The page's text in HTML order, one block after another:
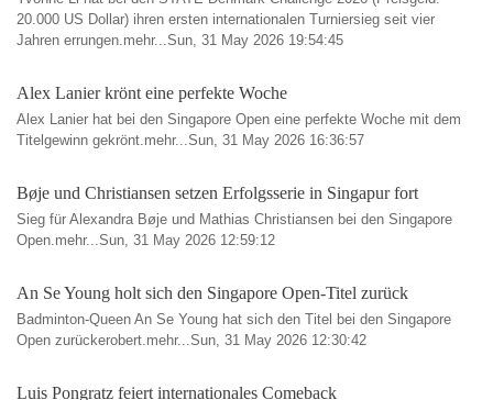
20.000 US Dollar) ihren ersten internationalen Turniersieg seit vier
Jahren errungen.mehr...Sun, 31 May 2026 19:54:45
Alex Lanier krönt eine perfekte Woche
Alex Lanier hat bei den Singapore Open eine perfekte Woche mit dem
Titelgewinn gekrönt.mehr...Sun, 31 May 2026 16:36:57
Bøje und Christiansen setzen Erfolgsserie in Singapur fort
Sieg für Alexandra Bøje und Mathias Christiansen bei den Singapore
Open.mehr...Sun, 31 May 2026 12:59:12
An Se Young holt sich den Singapore Open-Titel zurück
Badminton-Queen An Se Young hat sich den Titel bei den Singapore
Open zurückerobert.mehr...Sun, 31 May 2026 12:30:42
Luis Pongratz feiert internationales Comeback